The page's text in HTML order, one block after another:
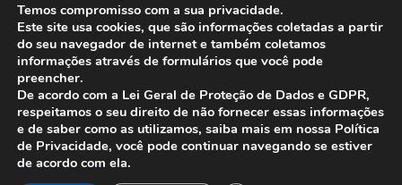
ANFIP - Associação Nacional dos Auditores
Fiscais da Receita Federal do Brasil.
Temos compromisso com a sua privacidade.
Este site usa cookies, que são informações coletadas a partir
do seu navegador de internet e também coletamos
informações através de formulários que você pode
preencher.
De acordo com a Lei Geral de Proteção de Dados e GDPR,
respeitamos o seu direito de não fornecer essas informações
e de saber como as utilizamos, saiba mais em nossa Política
de Privacidade, você pode continuar navegando se estiver
de acordo com ela.